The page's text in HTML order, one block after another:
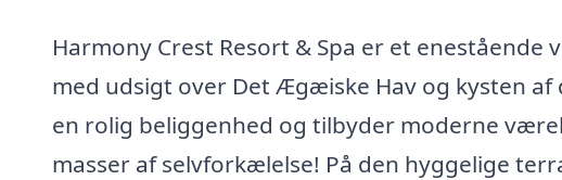
Harmony Crest Resort & Spa er et
med udsigt over Det Ægæiske Hav og kysten
en rolig beliggenhed og tilbyder moderne
masser af selvforkælelse! På den hyggelige